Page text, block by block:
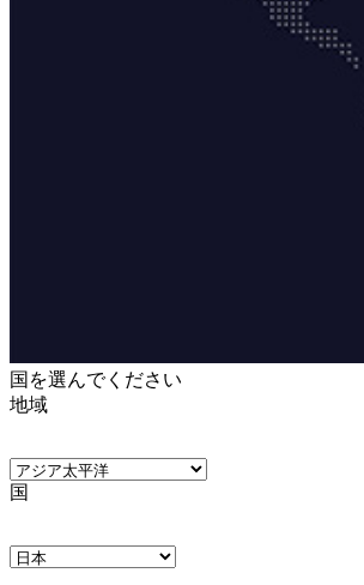
国を選んでください
地域
国